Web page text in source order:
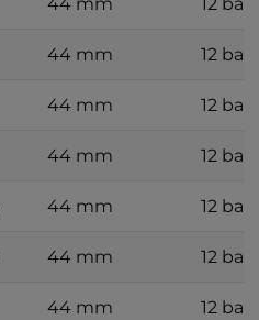
44 mm 12 bar
44 mm 12 bar
44 mm 12 bar
44 mm 12 bar
44 mm 12 bar
44 mm 12 bar